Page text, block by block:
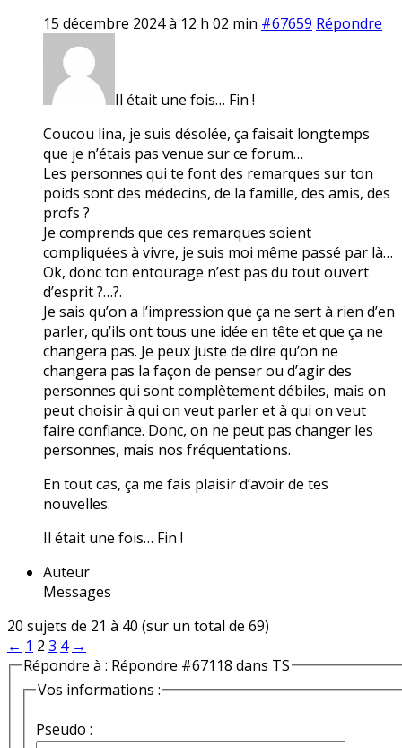
15 décembre 2024 à 12 h 02 min #67659 Répondre
Il était une fois… Fin !
Coucou lina, je suis désolée, ça faisait longtemps
que je n’étais pas venue sur ce forum…
Les personnes qui te font des remarques sur ton
poids sont des médecins, de la famille, des amis, des
profs ?
Je comprends que ces remarques soient
compliquées à vivre, je suis moi même passé par là…
Ok, donc ton entourage n’est pas du tout ouvert
d’esprit ?…?.
Je sais qu’on a l’impression que ça ne sert à rien d’en
parler, qu’ils ont tous une idée en tête et que ça ne
changera pas. Je peux juste de dire qu’on ne
changera pas la façon de penser ou d’agir des
personnes qui sont complètement débiles, mais on
peut choisir à qui on veut parler et à qui on veut
faire confiance. Donc, on ne peut pas changer les
personnes, mais nos fréquentations.
En tout cas, ça me fais plaisir d’avoir de tes
nouvelles.
Il était une fois… Fin !
Auteur
Messages
20 sujets de 21 à 40 (sur un total de 69)
← 1 2 3 4 →
Répondre à : Répondre #67118 dans TS
Vos informations :
Pseudo :